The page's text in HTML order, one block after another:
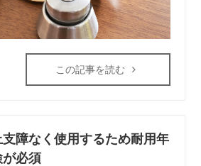
この記事を読む
障なく使用するため耐用年
必須